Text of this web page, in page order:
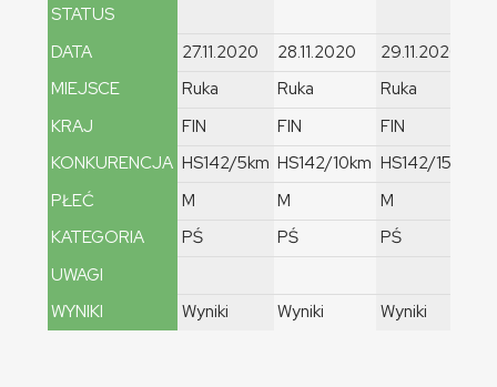
STATUS
DATA
MIEJSCE
KRAJ
KONKURENCJA
PŁEĆ
KATEGORIA
UWAGI
WYNIKI
27.11.2020
Ruka
FIN
HS142/5km
M
PŚ
Wyniki
28.11.2020
Ruka
FIN
HS142/10km
M
PŚ
Wyniki
29.11.2020
Ruka
FIN
HS142/15km
M
PŚ
Wyniki